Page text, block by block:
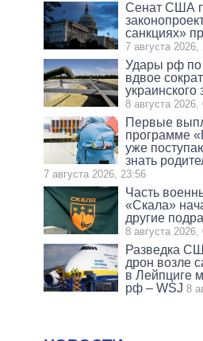
Сенат США
санкциях»
7 августа 2026,
Удары рф по
вдвое
украинского
8 августа 2026,
Первые
программе
уже
знать
7 августа 2026, 23:56
Часть
«Скала»
другие
8 августа 2026,
Разведка
дрон возле
в Лейпциге
рф – WSJ 8